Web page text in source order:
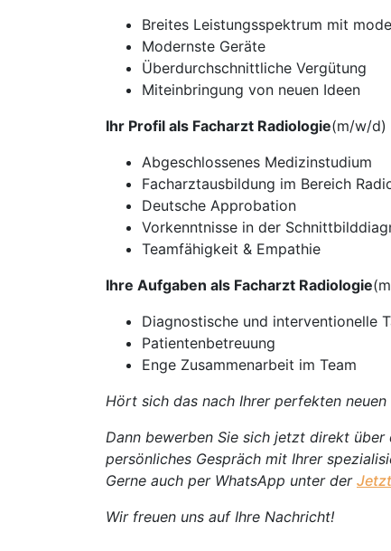
Breites Leistungsspektrum mit
Modernste Geräte
Überdurchschnittliche Vergütung
Miteinbringung von neuen Ideen
Ihr Profil als Facharzt Radiologie(m/w/d)
Abgeschlossenes Medizinstudium
Facharztausbildung im Bereich
Deutsche Approbation
Vorkenntnisse in der
Teamfähigkeit & Empathie
Ihre Aufgaben als Facharzt Radiologie
Diagnostische und interventionelle
Patientenbetreuung
Enge Zusammenarbeit im Team
Hört sich das nach Ihrer perfekten neuen
Dann bewerben Sie sich jetzt direkt
persönliches Gespräch mit Ihrer
Gerne auch per WhatsApp unter der
Wir freuen uns auf Ihre Nachricht!